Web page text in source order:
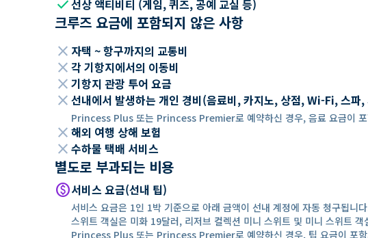
check선상 액티비티 (게임, 퀴즈, 공예 교실 등)
크루즈 요금에 포함되지 않은 사항
close 자택 ~ 항구까지의 교통비
close 각 기항지에서의 이동비
close 기항지 관광 투어 요금
close 선내에서 발생하는 개인 경비(음료비, 카지노, 상점, Wi-Fi, 스파,
Princess Plus 또는 Princess Premier로 예약하신 경우, 음료 요금이 포
close 해외 여행 상해 보험
close 수하물 택배 서비스
별도로 부과되는 비용
paid서비스 요금(선내 팁)
서비스 요금은 1인 1박 기준으로 아래 금액이 선내 계정에 자동 청구됩니
스위트 객실은 미화 19달러, 리저브 컬렉션 미니 스위트 및 미니 스위트
Princess Plus 또는 Princess Premier로 예약하신 경우, 팁 요금이 포함